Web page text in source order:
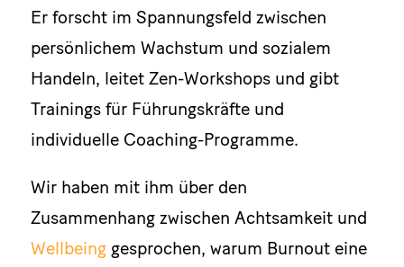
Er forscht im Spannungsfeld zwischen
persönlichem Wachstum und sozialem
Handeln, leitet Zen-Workshops und gibt
Trainings für Führungskräfte und
individuelle Coaching-Programme.
Wir haben mit ihm über den
Zusammenhang zwischen Achtsamkeit und
Wellbeinggesprochen, warum Burnout eine